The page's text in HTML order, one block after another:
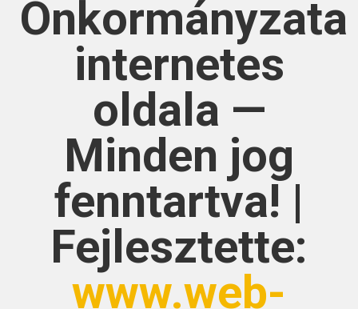
Önkormányzata
internetes
oldala —
Minden jog
fenntartva! |
Fejlesztette:
www.web-